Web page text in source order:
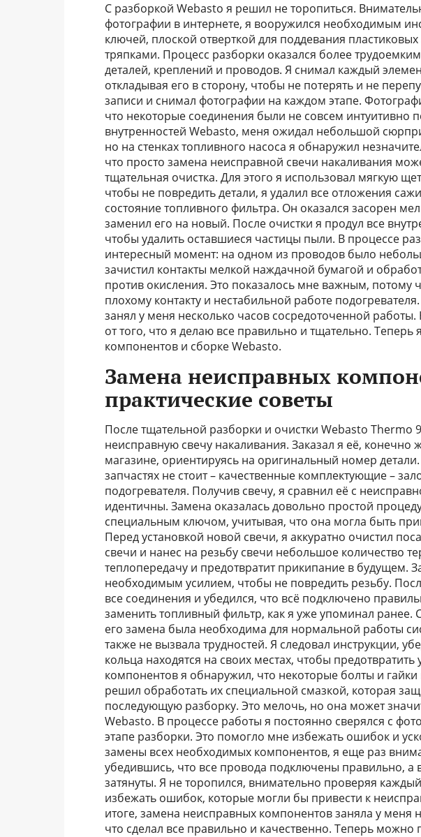
С разборкой Webasto я решил не торопиться.
фотографии в интернете, я вооружился необходимым
ключей, плоской отверткой для поддевания
тряпками. Процесс разборки оказался более
деталей, креплений и проводов. Я снимал каждый
откладывая его в сторону, чтобы не потерять и не
записи и снимал фотографии на каждом этапе.
что некоторые соединения были не совсем интуитивно
внутренностей Webasto, меня ожидал небольшой
но на стенках топливного насоса я обнаружил
что просто замена неисправной свечи накаливания
тщательная очистка. Для этого я использовал мягкую
чтобы не повредить детали, я удалил все отложения
состояние топливного фильтра. Он оказался засорен
заменил его на новый. После очистки я продул все
чтобы удалить оставшиеся частицы пыли. В процессе
интересный момент: на одном из проводов было
зачистил контакты мелкой наждачной бумагой и
против окисления. Это показалось мне важным, потому
плохому контакту и нестабильной работе
занял у меня несколько часов сосредоточенной
от того, что я делаю все правильно и тщательно.
компонентов и сборке Webasto.
Замена неисправных
практические советы
После тщательной разборки и очистки Webasto Thermo
неисправную свечу накаливания. Заказал я её, конечно
магазине, ориентируясь на оригинальный номер
запчастях не стоит – качественные комплектующие –
подогревателя. Получив свечу, я сравнил её с
идентичны. Замена оказалась довольно простой
специальным ключом, учитывая, что она могла быть
Перед установкой новой свечи, я аккуратно очистил
свечи и нанес на резьбу свечи небольшое количество
теплопередачу и предотвратит прикипание в будущем.
необходимым усилием, чтобы не повредить резьбу.
все соединения и убедился, что всё подключено
заменить топливный фильтр, как я уже упоминал ранее.
его замена была необходима для нормальной работы
также не вызвала трудностей. Я следовал инструкции,
кольца находятся на своих местах, чтобы
компонентов я обнаружил, что некоторые болты и
решил обработать их специальной смазкой, которая
последующую разборку. Это мелочь, но она может
Webasto. В процессе работы я постоянно сверялся с
этапе разборки. Это помогло мне избежать ошибок и
замены всех необходимых компонентов, я еще раз
убедившись, что все провода подключены правильно,
затянуты. Я не торопился, внимательно проверяя
избежать ошибок, которые могли бы привести к
итоге, замена неисправных компонентов заняла у
что сделал все правильно и качественно. Теперь можно